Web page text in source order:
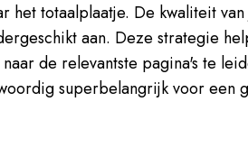
het totaalplaatje. De kwaliteit
aan. Deze strategie
de relevantste pagina's te
superbelangrijk voor een